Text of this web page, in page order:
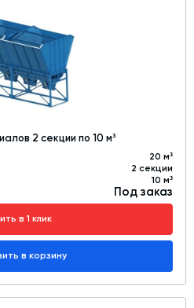
2 секции по 10 м³
20 м³
2 секции
10 м³
Под заказ
в 1 клик
в корзину